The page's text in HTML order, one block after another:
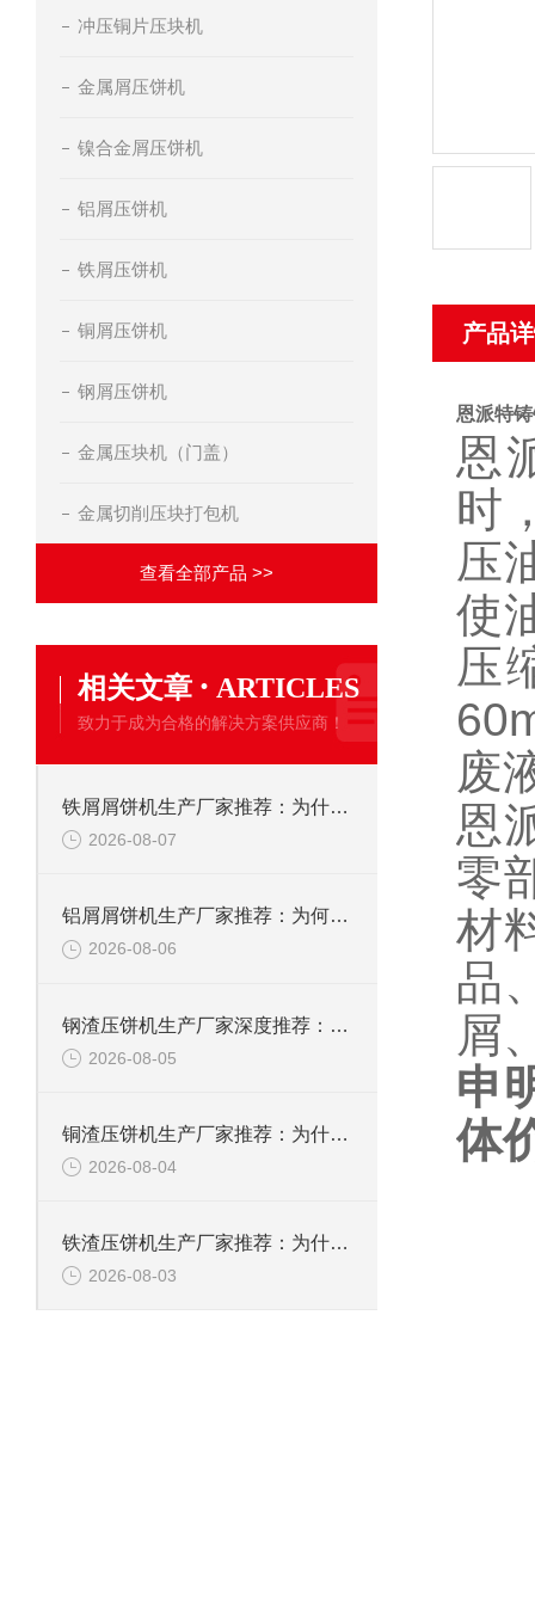
冲压铜片压块机
金属屑压饼机
镍合金屑压饼机
铝屑压饼机
铁屑压饼机
铜屑压饼机
钢屑压饼机
金属压块机（门盖）
金属切削压块打包机
查看全部产品 >>
相关文章 · ARTICLES
致力于成为合格的解决方案供应商！
铁屑屑饼机生产厂家推荐：为什么恩派特是您的优选伙伴
2026-08-07
铝屑屑饼机生产厂家推荐：为何恩派特成为金属回收行业的“隐形优选”？
2026-08-06
钢渣压饼机生产厂家深度推荐：为何恩派特成为高净值产线的优选
2026-08-05
铜渣压饼机生产厂家推荐：为什么恩派特成为众多企业的信赖？
2026-08-04
铁渣压饼机生产厂家推荐：为什么恩派特成为众多企业的优选？
2026-08-03
产品
恩派特
恩
时
压
使
压
废
恩
零
材
品
屑
申
体